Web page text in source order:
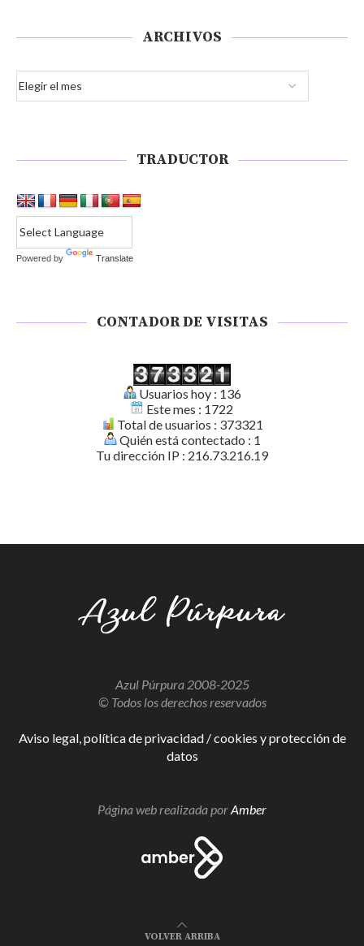
ARCHIVOS
TRADUCTOR
Powered by Translate
CONTADOR DE VISITAS
Usuarios hoy : 136
Este mes : 1722
Total de usuarios : 373321
Quién está contectado : 1
Tu dirección IP : 216.73.216.19
Azul Púrpura 2008-2025
© Todos los derechos reservados
Aviso legal, política de privacidad / cookies y protección de
datos
Página web realizada porAmber
VOLVER ARRIBA